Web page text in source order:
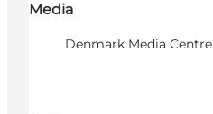
Media
Denmark Media Centre